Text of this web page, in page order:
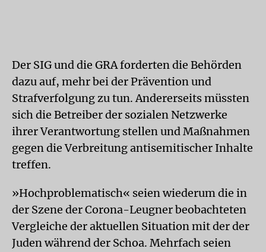
Der SIG und die GRA forderten die Behörden
dazu auf, mehr bei der Prävention und
Strafverfolgung zu tun. Andererseits müssten
sich die Betreiber der sozialen Netzwerke
ihrer Verantwortung stellen und Maßnahmen
gegen die Verbreitung antisemitischer Inhalte
treffen.
»Hochproblematisch« seien wiederum die in
der Szene der Corona-Leugner beobachteten
Vergleiche der aktuellen Situation mit der der
Juden während der Schoa. Mehrfach seien